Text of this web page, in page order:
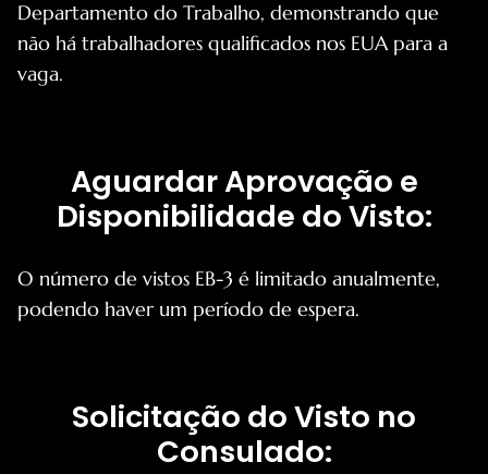
Departamento do Trabalho, demonstrando que
não há trabalhadores qualificados nos EUA para a
vaga.
Aguardar Aprovação e
Disponibilidade do Visto:
O número de vistos EB-3 é limitado anualmente,
podendo haver um período de espera.
Solicitação do Visto no
Consulado: